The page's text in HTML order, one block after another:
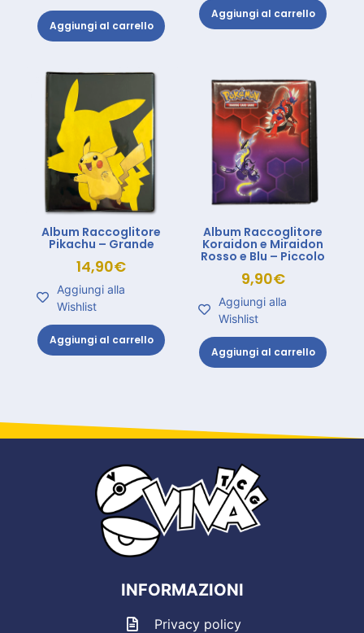
Aggiungi al carrello
Aggiungi al carrello
Album Raccoglitore
Pikachu – Grande
14,90€
Aggiungi alla
Wishlist
Aggiungi al carrello
Album Raccoglitore
Koraidon e Miraidon
Rosso e Blu – Piccolo
9,90€
Aggiungi alla
Wishlist
Aggiungi al carrello
INFORMAZIONI
Privacy policy